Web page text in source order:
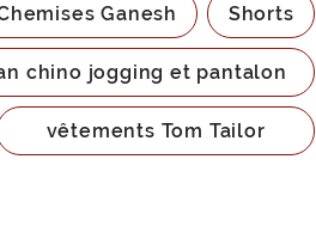
Ganesh Shorts
chino jogging et pantalon
vêtements Tom Tailor